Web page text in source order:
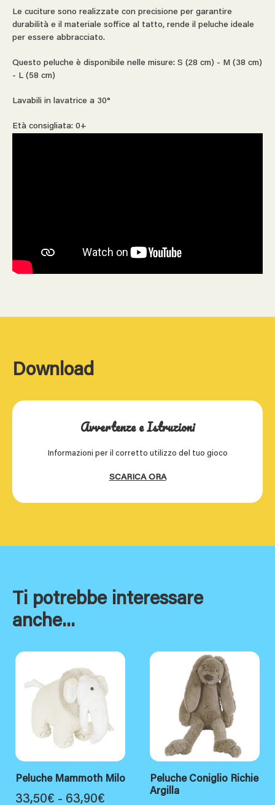
Le cuciture sono realizzate con precisione per garantire
durabilità e il materiale soffice al tatto, rende il peluche ideale
per essere abbracciato.
Questo peluche è disponibile nelle misure: S (28 cm) - M (38 cm)
- L (58 cm)
Lavabili in lavatrice a 30°
Età consigliata: 0+
Download
Avvertenze e Istruzioni
Informazioni per il corretto utilizzo del tuo gioco
SCARICA ORA
Ti potrebbe interessare
anche...
Peluche Mammoth Milo
33,50€ - 63,90€
Peluche Coniglio Richie
Argilla